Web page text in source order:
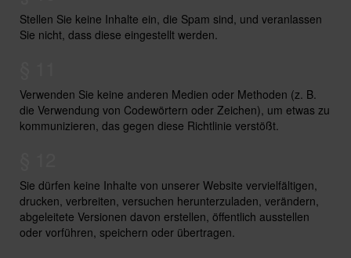
Stellen Sie keine Inhalte ein, die Spam sind, und veranlassen
Sie nicht, dass diese eingestellt werden.
Verwenden Sie keine anderen Medien oder Methoden (z. B.
die Verwendung von Codewörtern oder Zeichen), um etwas zu
kommunizieren, das gegen diese Richtlinie verstößt.
Sie dürfen keine Inhalte von unserer Website vervielfältigen,
drucken, verbreiten, versuchen herunterzuladen, verändern,
abgeleitete Versionen davon erstellen, öffentlich ausstellen
oder vorführen, speichern oder übertragen.